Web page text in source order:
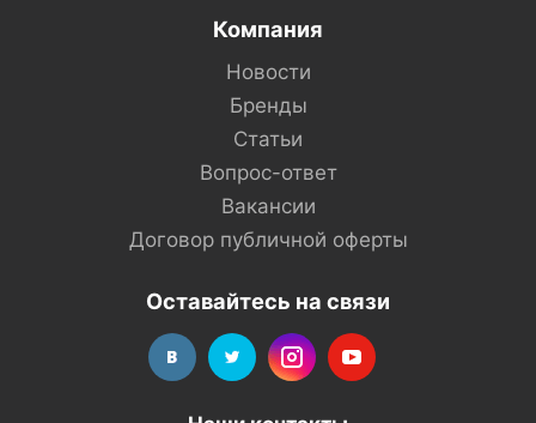
Компания
Новости
Бренды
Статьи
Вопрос-ответ
Вакансии
Договор публичной оферты
Оставайтесь на связи